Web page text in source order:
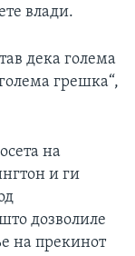
влади.
дека голема
грешка“,
на
и ги
дозволиле
на прекинот